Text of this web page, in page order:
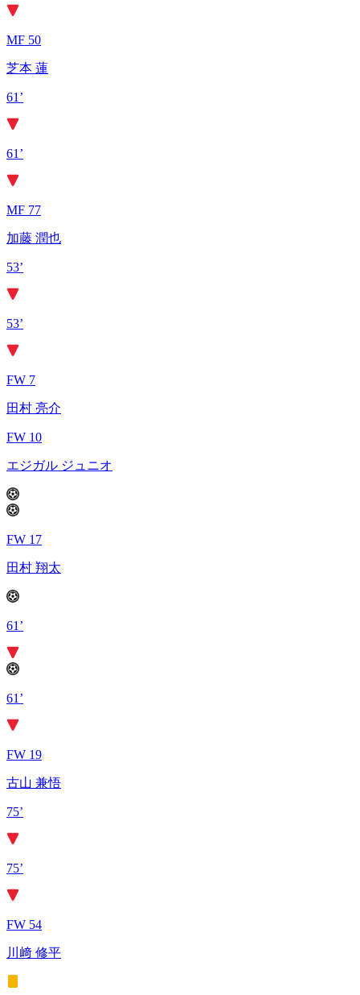
MF 50
芝本 蓮
61’
61’
MF 77
加藤 潤也
53’
53’
FW 7
田村 亮介
FW 10
エジガル ジュニオ
FW 17
田村 翔太
61’
61’
FW 19
古山 兼悟
75’
75’
FW 54
川﨑 修平